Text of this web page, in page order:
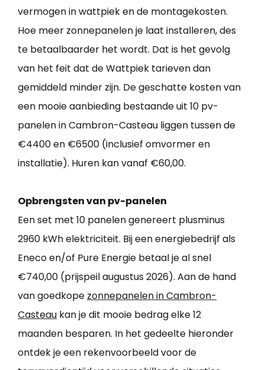
vermogen in wattpiek en de montagekosten.
Hoe meer zonnepanelen je laat installeren, des
te betaalbaarder het wordt. Dat is het gevolg
van het feit dat de Wattpiek tarieven dan
gemiddeld minder zijn. De geschatte kosten van
een mooie aanbieding bestaande uit 10 pv-
panelen in Cambron-Casteau liggen tussen de
€4400 en €6500 (inclusief omvormer en
installatie). Huren kan vanaf €60,00.
Opbrengsten van pv-panelen
Een set met 10 panelen genereert plusminus
2960 kWh elektriciteit. Bij een energiebedrijf als
Eneco en/of Pure Energie betaal je al snel
€740,00 (prijspeil augustus 2026). Aan de hand
van goedkope zonnepanelen in Cambron-
Casteau kan je dit mooie bedrag elke 12
maanden besparen. In het gedeelte hieronder
ontdek je een rekenvoorbeeld voor de